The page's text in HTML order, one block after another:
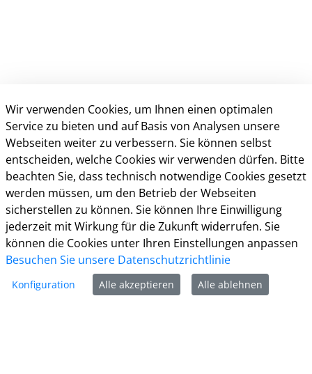
Kontakt
Weitere Informationen
Impressum
Datenschutz
Kontakt
Barrierefreiheit
Wir verwenden Cookies, um Ihnen einen optimalen
Service zu bieten und auf Basis von Analysen unsere
Webseiten weiter zu verbessern. Sie können selbst
entscheiden, welche Cookies wir verwenden dürfen. Bitte
beachten Sie, dass technisch notwendige Cookies gesetzt
werden müssen, um den Betrieb der Webseiten
sicherstellen zu können. Sie können Ihre Einwilligung
jederzeit mit Wirkung für die Zukunft widerrufen. Sie
können die Cookies unter Ihren Einstellungen anpassen
Besuchen Sie unsere Datenschutzrichtlinie
Konfiguration Alle akzeptieren Alle ablehnen